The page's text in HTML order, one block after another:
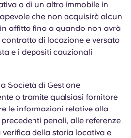
o di un altro immobile in
che non acquisirà alcun
affitto fino a quando non avrà
di locazione e versato
e i depositi cauzionali
Società di Gestione
o tramite qualsiasi fornitore
le informazioni relative alla
penali, alle referenze
della storia locativa e